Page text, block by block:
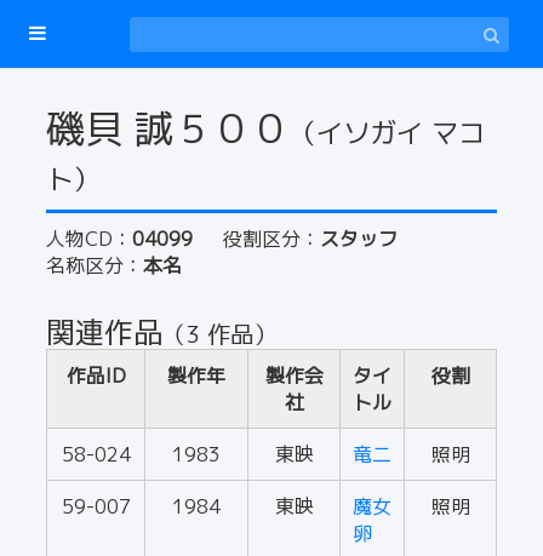
磯貝 誠５００
（イソガイ マコ
ト）
人物CD： 04099 役割区分： スタッフ
名称区分： 本名
関連作品 （3 作品）
作品ID 製作年
製作会
社
タイ
トル
役割
58-024 1983 東映 竜二
照明
59-007
1984 東映
魔女
卵
照明